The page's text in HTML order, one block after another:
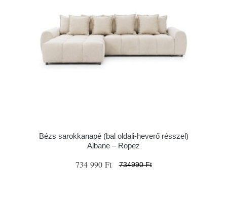
Bézs sarokkanapé (bal oldali-heverő résszel)
Albane – Ropez
734 990 Ft 734990 Ft